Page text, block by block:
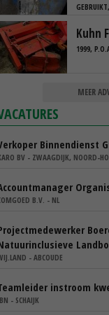
Kuhn
1999,
MEER
Binnendienst
BV - ZWAAGDIJK, NOORD-
B.V. - NL
- ABCOUDE
instroom
- SCHAIJK